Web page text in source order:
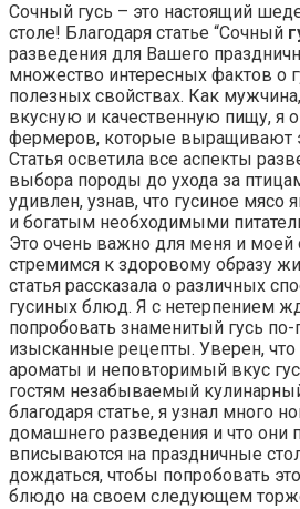
Сочный гусь – это настоящий
столе! Благодаря статье “Сочный
разведения для Вашего
множество интересных фактов о
полезных свойствах. Как
вкусную и качественную пищу, я
фермеров, которые выращивают
Статья осветила все аспекты
выбора породы до ухода за
удивлен, узнав, что гусиное мясо
и богатым необходимыми
Это очень важно для меня и
стремимся к здоровому образу
статья рассказала о различных
гусиных блюд. Я с нетерпением
попробовать знаменитый гусь по-
изысканные рецепты. Уверен,
ароматы и неповторимый вкус
гостям незабываемый
благодаря статье, я узнал много
домашнего разведения и что они
вписываются на праздничные
дождаться, чтобы попробовать
блюдо на своем следующем